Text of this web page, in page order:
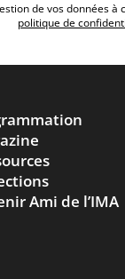
de vos données
politique de
Ami de l’IMA